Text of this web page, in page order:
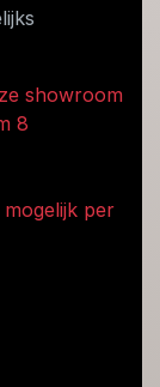
showroom
8
per